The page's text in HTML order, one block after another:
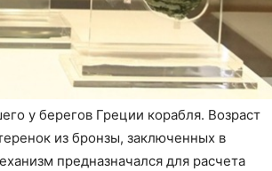
у берегов Греции корабля. Возраст
из бронзы, заключенных в
предназначался для расчета